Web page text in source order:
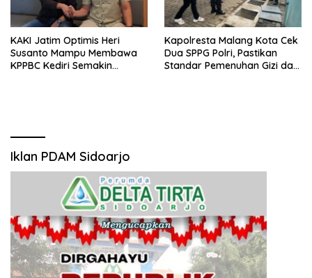
KAKI Jatim Optimis Heri
Susanto Mampu Membawa
KPPBC Kediri Semakin
Kapolresta Malang Kota Cek
Dua SPPG Polri, Pastikan
Standar Pemenuhan Gizi dan
Iklan PDAM Sidoarjo